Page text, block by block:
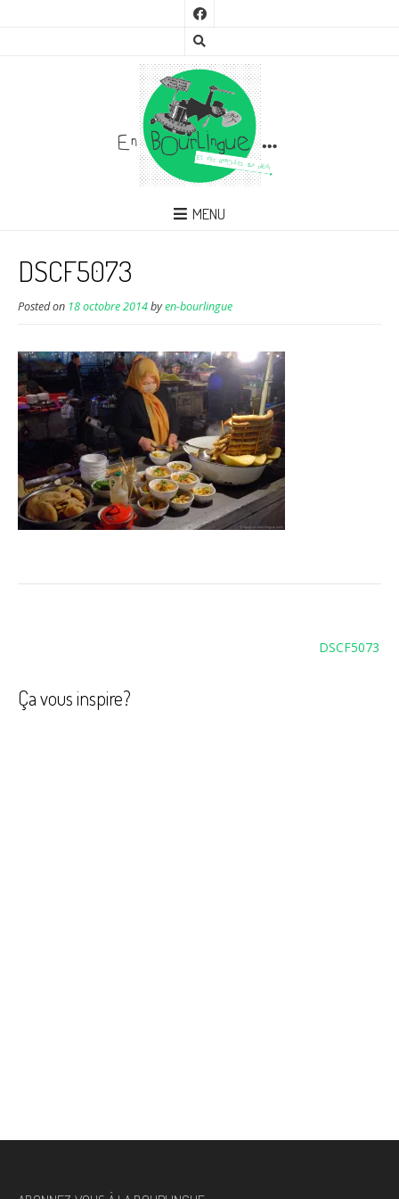
MENU
DSCF5073
Posted on 18 octobre 2014byen-bourlingue
DSCF5073
Ça vous inspire?